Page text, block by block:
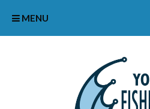
MENU